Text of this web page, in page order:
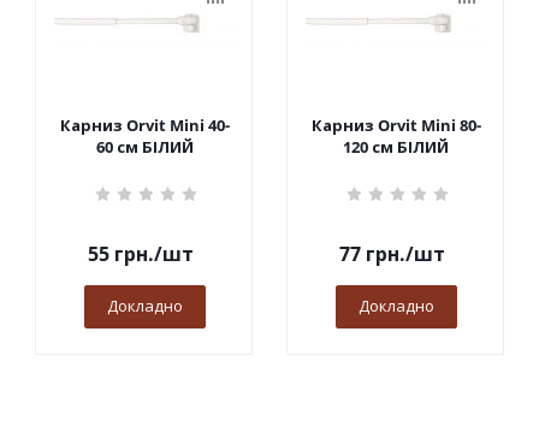
Карниз Orvit Mini 40-
60 см БІЛИЙ
55грн./шт
Докладно
Карниз Orvit Mini 80-
120 см БІЛИЙ
77грн./шт
Докладно